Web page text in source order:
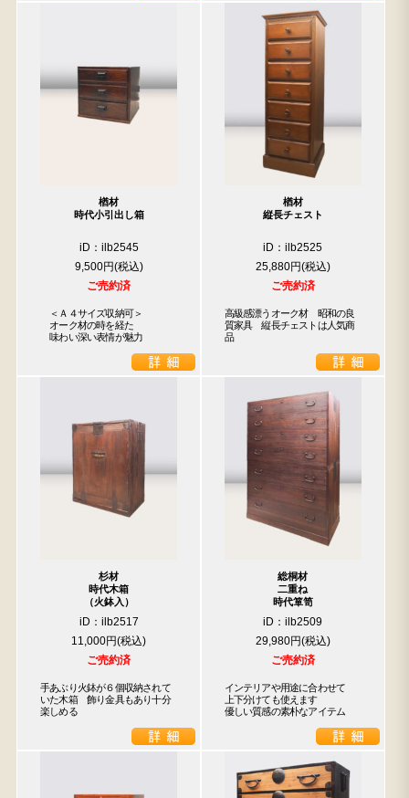
楢材
時代小引出し箱
iD：ilb2545
9,500円
ご売約済
＜Ａ４サイズ収納可＞
オーク材の時を経た
味わい深い表情が魅力
楢材
縦長チェスト
iD：ilb2525
25,880円
ご売約済
高級感漂うオーク材　昭和の良
質家具　縦長チェストは人気商
品
杉材
時代木箱
（火鉢入）
iD：ilb2517
11,000円
ご売約済
手あぶり火鉢が６個収納されて
いた木箱　飾り金具もあり十分
楽しめる
総桐材
二重ね
時代箪笥
iD：ilb2509
29,980円
ご売約済
インテリアや用途に合わせて
上下分けても使えます
優しい質感の素朴なアイテム